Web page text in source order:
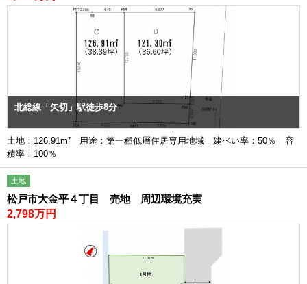
北総線「矢切」駅徒歩8分
土地：126.91m² 用途：第一種低層住居専用地域 建ぺい率：50％ 容
積率：100％
土地
松戸市大金平４丁目 売地 周辺環境充実
2,798万円